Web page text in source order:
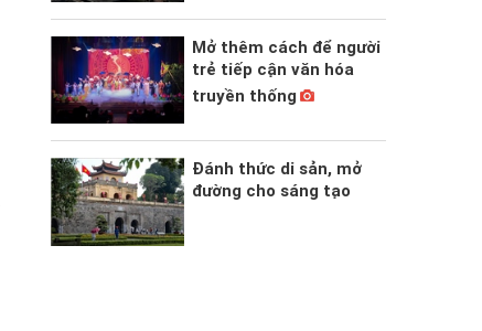
Mở thêm cách để người
trẻ tiếp cận văn hóa
truyền thống
Đánh thức di sản, mở
đường cho sáng tạo